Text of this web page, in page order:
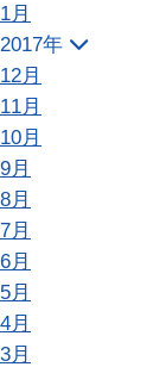
1月
2017年
12月
11月
10月
9月
8月
7月
6月
5月
4月
3月